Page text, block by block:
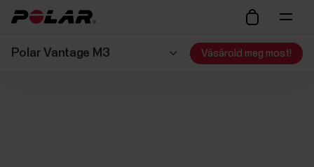
Polar Vantage M3 Vásárold meg most!